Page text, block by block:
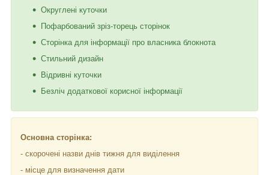
Округлені куточки
Пофарбований зріз-торець сторінок
Сторінка для інформації про власника блокнота
Стильний дизайн
Відривні куточки
Безліч додаткової корисної інформації
Основна сторінка:
- скорочені назви днів тижня для виділення
- місце для визначення дати